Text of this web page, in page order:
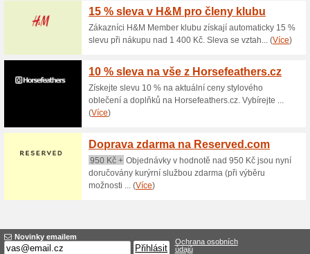
platí při použití slevového
jinými slevovými kódy a
doplňování vaší šicí výbavy.
10 % sleva na
100% fungovalo
Získejte slevu 10 % na